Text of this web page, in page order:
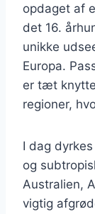
opdaget af
det 16.
unikke
Europa.
er tæt
regioner,
I dag
og
Australien,
vigtig